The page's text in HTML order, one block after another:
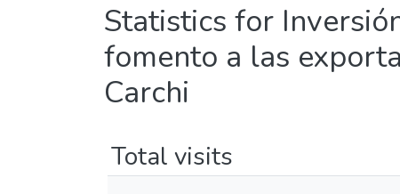
Statistics for
fomento a las
Carchi
Total visits